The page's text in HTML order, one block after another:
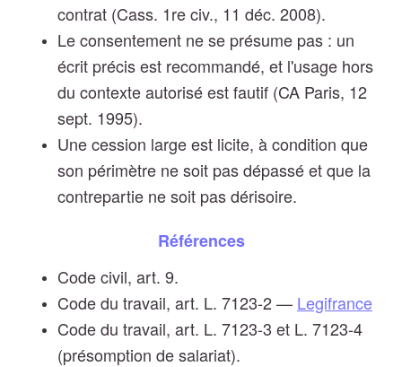
contrat (Cass. 1re civ., 11 déc. 2008).
Le consentement ne se présume pas : un
écrit précis est recommandé, et l'usage hors
du contexte autorisé est fautif (CA Paris, 12
sept. 1995).
Une cession large est licite, à condition que
son périmètre ne soit pas dépassé et que la
contrepartie ne soit pas dérisoire.
Références
Code civil, art. 9.
Code du travail, art. L. 7123-2 — Legifrance
Code du travail, art. L. 7123-3 et L. 7123-4
(présomption de salariat).